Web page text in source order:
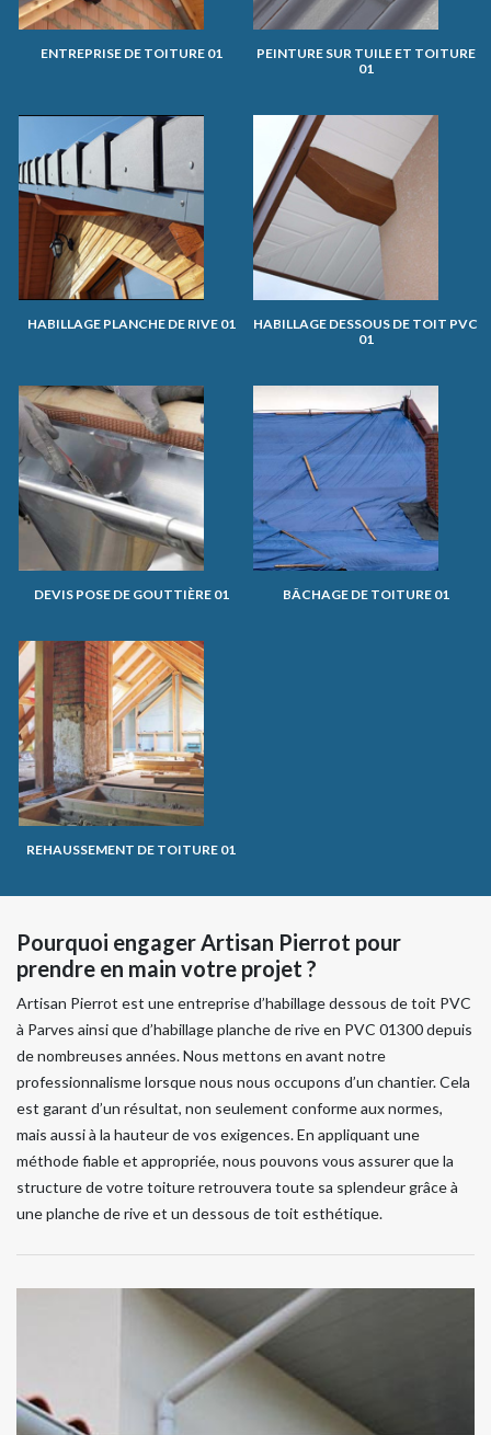
ENTREPRISE DE TOITURE 01
PEINTURE SUR TUILE ET TOITURE
01
HABILLAGE PLANCHE DE RIVE 01
HABILLAGE DESSOUS DE TOIT PVC
01
DEVIS POSE DE GOUTTIÈRE 01 BÂCHAGE DE TOITURE 01
REHAUSSEMENT DE TOITURE 01
Pourquoi engager Artisan Pierrot pour
prendre en main votre projet ?
Artisan Pierrot est une entreprise d’habillage dessous de toit PVC
à Parves ainsi que d’habillage planche de rive en PVC 01300 depuis
de nombreuses années. Nous mettons en avant notre
professionnalisme lorsque nous nous occupons d’un chantier. Cela
est garant d’un résultat, non seulement conforme aux normes,
mais aussi à la hauteur de vos exigences. En appliquant une
méthode fiable et appropriée, nous pouvons vous assurer que la
structure de votre toiture retrouvera toute sa splendeur grâce à
une planche de rive et un dessous de toit esthétique.